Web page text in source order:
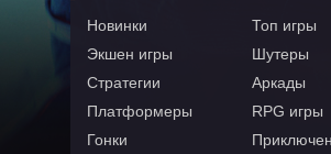
Новинки
Топ игры
Экшен игры
Шутеры
Стратегии
Аркады
Платформеры
RPG игры
Гонки